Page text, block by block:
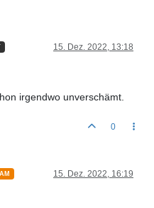
15. Dez. 2022, 13:18
irgendwo unverschämt.
0
15. Dez. 2022, 16:19